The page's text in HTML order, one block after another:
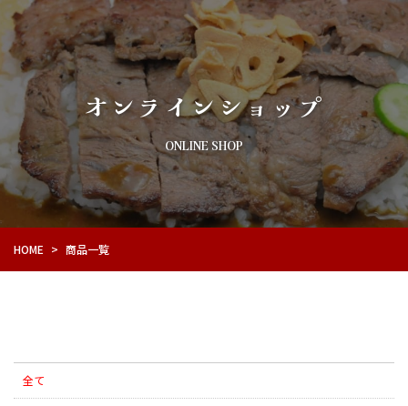
オンラインショップ
ONLINE SHOP
HOME > 商品一覧
全て